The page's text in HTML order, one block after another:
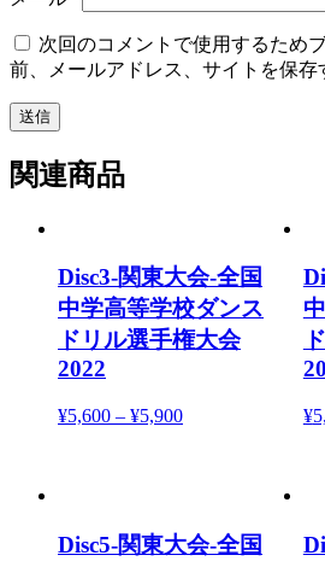
次回のコメントで使用するため
前、メールアドレス、サイトを保存
関連商品
Disc3-関東大会-全国
中学高等学校ダンス
ドリル選手権大会
2022
¥5,600 – ¥5,900 ¥
Disc5-関東大会-全国